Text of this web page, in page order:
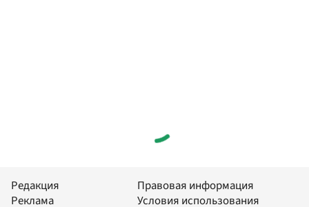
Редакция
Реклама
Правовая информация
Условия использования